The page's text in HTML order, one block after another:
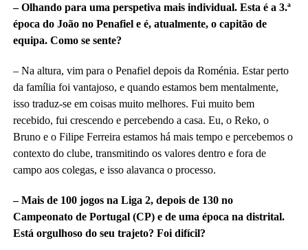
– Olhando para uma perspetiva mais individual. Esta é a 3.ª
época do João no Penafiel e é, atualmente, o capitão de
equipa. Como se sente?
– Na altura, vim para o Penafiel depois da Roménia. Estar perto
da família foi vantajoso, e quando estamos bem mentalmente,
isso traduz-se em coisas muito melhores. Fui muito bem
recebido, fui crescendo e percebendo a casa. Eu, o Reko, o
Bruno e o Filipe Ferreira estamos há mais tempo e percebemos o
contexto do clube, transmitindo os valores dentro e fora de
campo aos colegas, e isso alavanca o processo.
– Mais de 100 jogos na Liga 2, depois de 130 no
Campeonato de Portugal (CP) e de uma época na distrital.
Está orgulhoso do seu trajeto? Foi difícil?